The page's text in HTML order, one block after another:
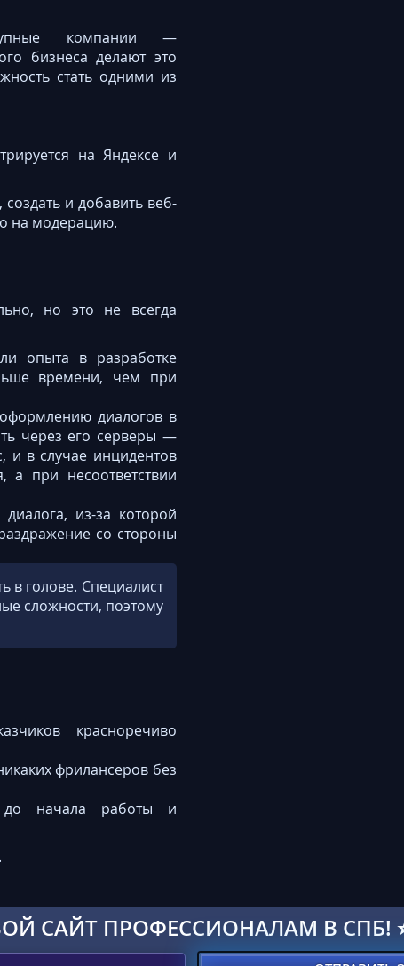
компании —
бизнеса делают это
стать одними из
на Яндексе и
и добавить веб-
на модерацию.
но это не всегда
опыта в разработке
времени, чем при
диалогов в
через его серверы —
и в случае инцидентов
а при несоответствии
из-за которой
со стороны
в голове. Специалист
сложности, поэтому
красноречиво
фрилансеров без
до начала работы и
САЙТ ПРОФЕССИОНАЛАМ В СПБ!